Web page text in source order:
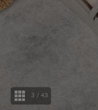
3 / 43